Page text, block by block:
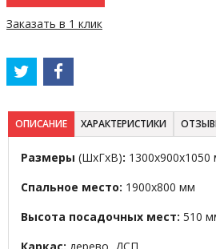
Заказать в 1 клик
ОПИСАНИЕ ХАРАКТЕРИСТИКИ
Размеры (ШхГхВ): 1300х900х1050
Спальное место: 1900х800 мм
Высота посадочных мест: 510